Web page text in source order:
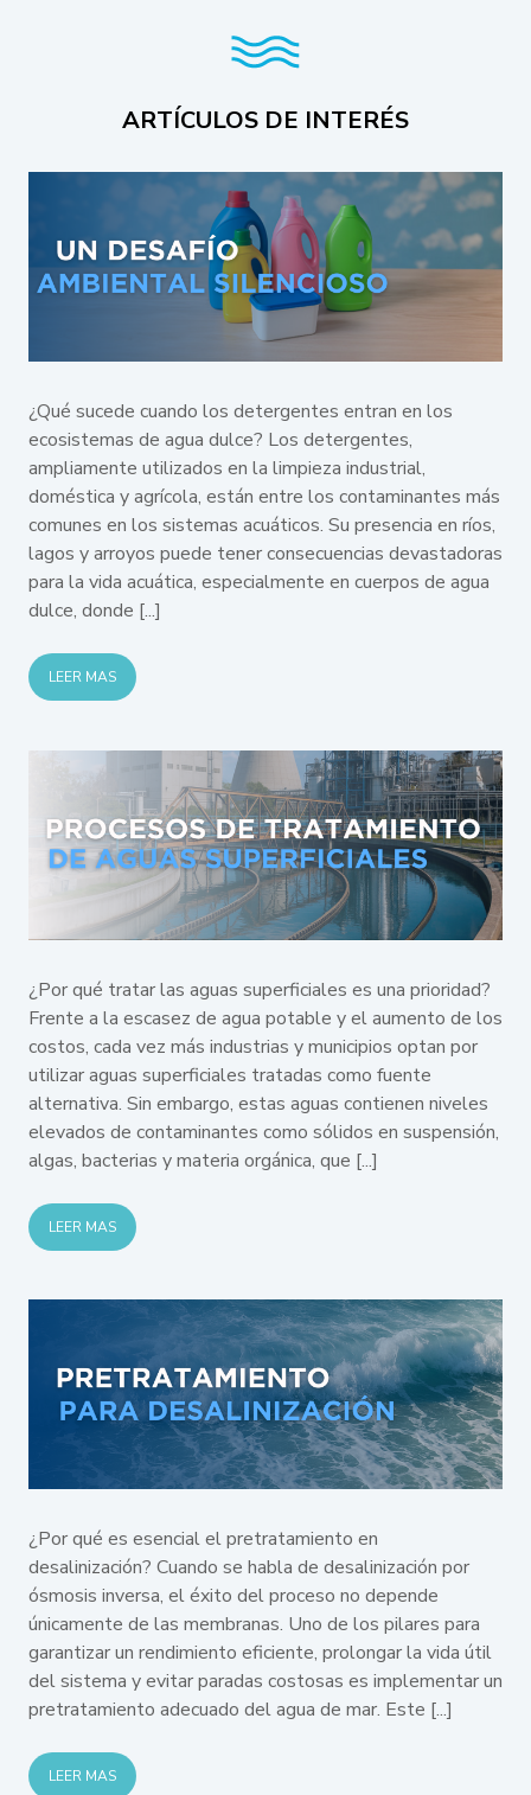
OXYDES-P – Fuerte oxidante a base de
radicales de sulfatos
Leer más
ARTÍCULOS DE INTERÉS
¿Qué sucede cuando los detergentes entran en los
ecosistemas de agua dulce? Los detergentes,
ampliamente utilizados en la limpieza industrial,
doméstica y agrícola, están entre los contaminantes más
comunes en los sistemas acuáticos. Su presencia en ríos,
lagos y arroyos puede tener consecuencias devastadoras
para la vida acuática, especialmente en cuerpos de agua
dulce, donde [...]
LEER MAS
¿Por qué tratar las aguas superficiales es una prioridad?
Frente a la escasez de agua potable y el aumento de los
costos, cada vez más industrias y municipios optan por
utilizar aguas superficiales tratadas como fuente
alternativa. Sin embargo, estas aguas contienen niveles
elevados de contaminantes como sólidos en suspensión,
algas, bacterias y materia orgánica, que [...]
LEER MAS
¿Por qué es esencial el pretratamiento en
desalinización? Cuando se habla de desalinización por
ósmosis inversa, el éxito del proceso no depende
únicamente de las membranas. Uno de los pilares para
garantizar un rendimiento eficiente, prolongar la vida útil
del sistema y evitar paradas costosas es implementar un
pretratamiento adecuado del agua de mar. Este [...]
LEER MAS